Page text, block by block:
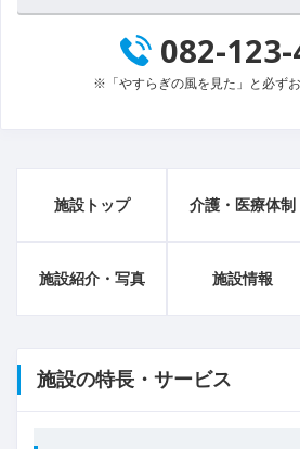
082-123-
※「やすらぎの風を見た」と必ずお
施設トップ 介護・医療体制
施設紹介・写真 施設情報
施設の特長・サービス